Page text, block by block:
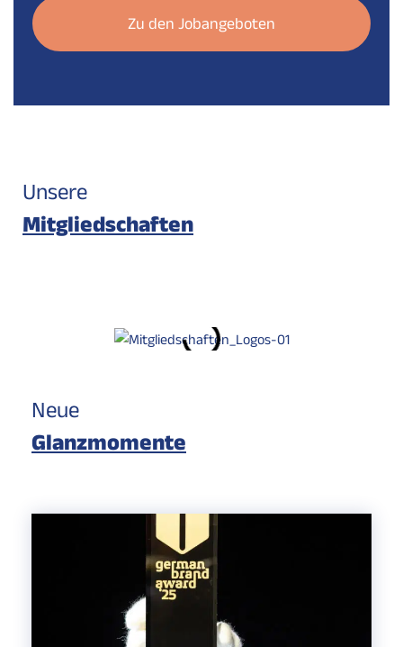
Zu den Jobangeboten
Unsere
Mitgliedschaften
Neue
Glanzmomente